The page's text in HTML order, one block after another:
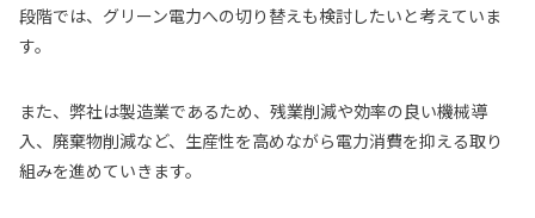
段階では、グリーン電力への切り替えも検討したいと考えていま
す。
また、弊社は製造業であるため、残業削減や効率の良い機械導
入、廃棄物削減など、生産性を高めながら電力消費を抑える取り
組みを進めていきます。